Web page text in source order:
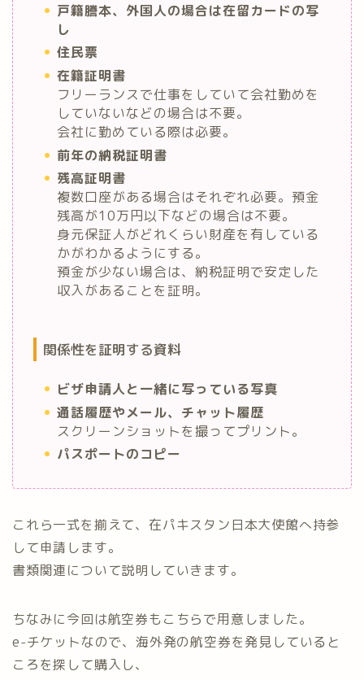
戸籍謄本、外国人の場合は在留カードの写
し
住民票
在籍証明書
フリーランスで仕事をしていて会社勤めを
していないなどの場合は不要。
会社に勤めている際は必要。
前年の納税証明書
残高証明書
複数口座がある場合はそれぞれ必要。預金
残高が10万円以下などの場合は不要。
身元保証人がどれくらい財産を有している
かがわかるようにする。
預金が少ない場合は、納税証明で安定した
収入があることを証明。
関係性を証明する資料
ビザ申請人と一緒に写っている写真
通話履歴やメール、チャット履歴
スクリーンショットを撮ってプリント。
パスポートのコピー
これら一式を揃えて、在パキスタン日本大使館へ持参
して申請します。
書類関連について説明していきます。
ちなみに今回は航空券もこちらで用意しました。
e-チケットなので、海外発の航空券を発見していると
ころを探して購入し、